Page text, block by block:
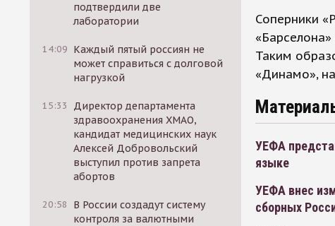
подтвердили две
лаборатории
14:09 Каждый пятый россиян не
может справиться с долговой
нагрузкой
15:33
Директор департамента
здравоохранения ХМАО,
кандидат медицинских наук
Алексей Добровольский
выступил против запрета
абортов
20:58
В России создадут систему
контроля за валютными
Соперники
Таким
«Динамо»,
УЕФА
языке
УЕФА внес
сборных